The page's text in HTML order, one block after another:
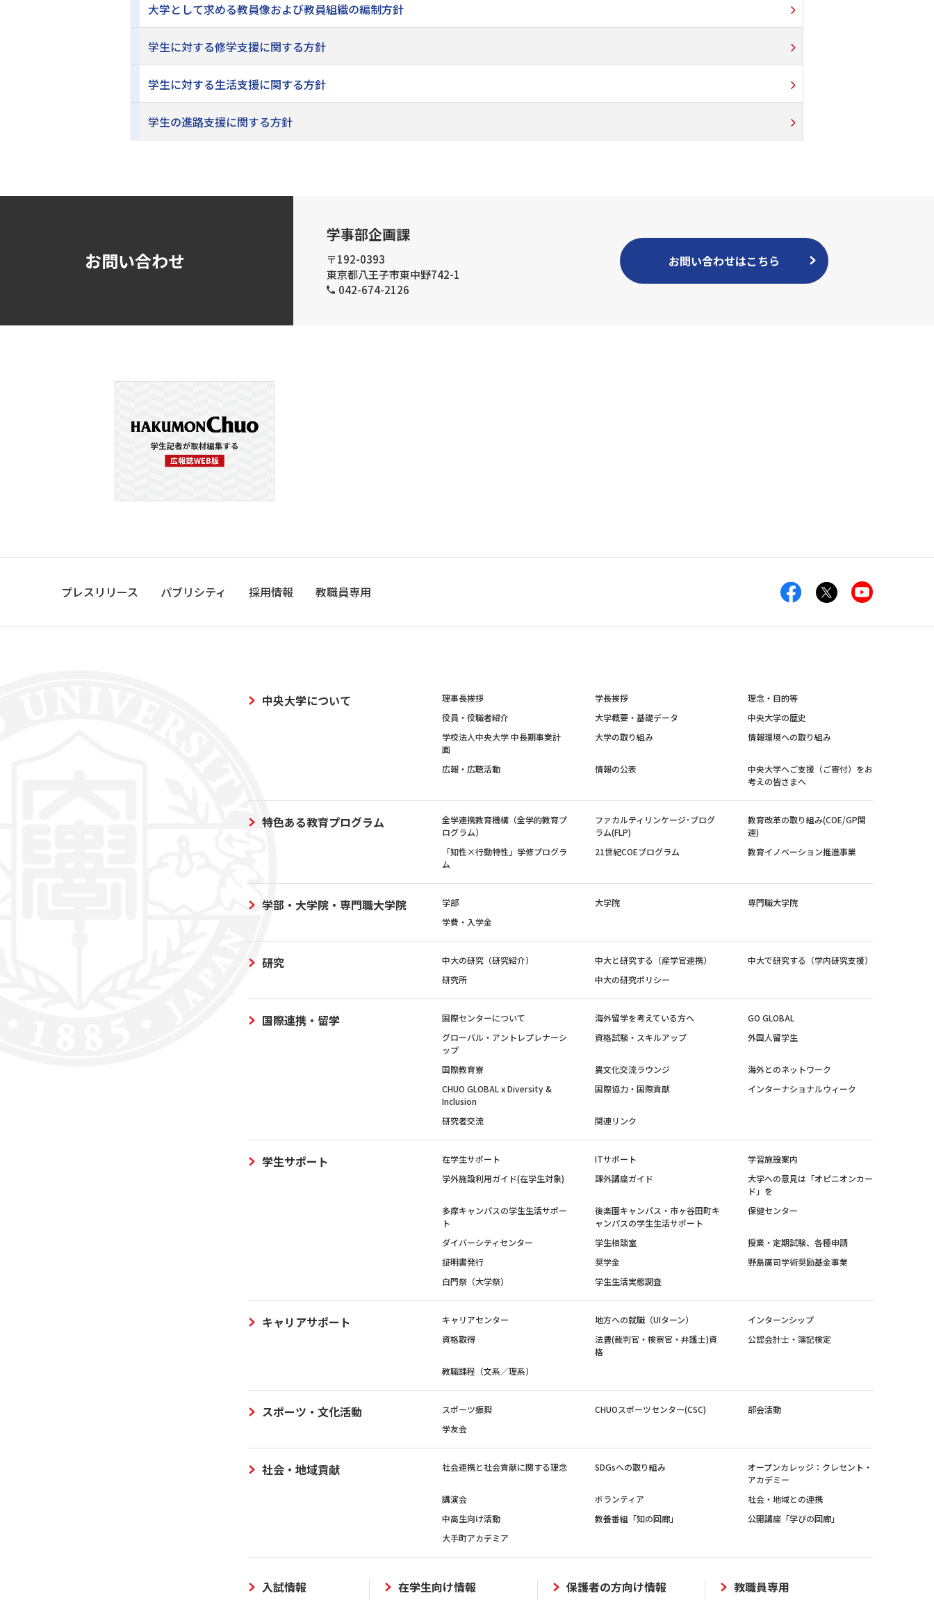
大学として求める教員像および教員組織の編制方針
学生に対する修学支援に関する方針
学生に対する生活支援に関する方針
学生の進路支援に関する方針
お問い合わせ
学事部企画課
〒192-0393
東京都八王子市東中野742-1
042-674-2126
お問い合わせはこちら
プレスリリース パブリシティ 採用情報 教職員専用
中央大学について 理事長挨拶 学長挨拶
理念・目的等
役員・役職者紹介
大学概要・基礎データ
中央大学の歴史
学校法人中央大学 中長期事業計
画
大学の取り組み 情報環境への取り組み
広報・広聴活動 情報の公表
中央大学へご支援（ご寄付）をお
考えの皆さまへ
特色ある教育プログラム
全学連携教育機構（全学的教育プ
ログラム）
ファカルティリンケージ･プログ
ラム(FLP)
教育改革の取り組み(COE/GP関
連)
「知性×行動特性」学修プログラ
ム
21世紀COEプログラム 教育イノベーション推進事業
学部・大学院・専門職大学院 学部 大学院
専門職大学院
学費・入学金
研究 中大の研究（研究紹介） 中大と研究する（産学官連携）
中大で研究する（学内研究支援）
研究所
中大の研究ポリシー
国際連携・留学 国際センターについて 海外留学を考えている方へ
GO GLOBAL
グローバル・アントレプレナーシ
ップ
資格試験・スキルアップ 外国人留学生
国際教育寮 異文化交流ラウンジ
海外とのネットワーク
CHUO GLOBAL x Diversity &
Inclusion
国際協力・国際貢献 インターナショナルウィーク
研究者交流 関連リンク
学生サポート 在学生サポート ITサポート
学習施設案内
学外施設利用ガイド(在学生対象)
課外講座ガイド
大学への意見は「オピニオンカー
ド」を
多摩キャンパスの学生生活サポー
ト
後楽園キャンパス・市ヶ谷田町キ
ャンパスの学生生活サポート
保健センター
ダイバーシティセンター 学生相談室
授業・定期試験、各種申請
証明書発行
奨学金
野島廣司学術奨励基金事業
白門祭（大学祭）
学生生活実態調査
キャリアサポート キャリアセンター 地方への就職（UIターン）
インターンシップ
資格取得
法曹(裁判官・検察官・弁護士)資
格
公認会計士・簿記検定
教職課程（文系／理系）
スポーツ・文化活動 スポーツ振興 CHUOスポーツセンター(CSC)
部会活動
学友会
社会・地域貢献 社会連携と社会貢献に関する理念 SDGsへの取り組み
オープンカレッジ：クレセント・
アカデミー
講演会
ボランティア
社会・地域との連携
中高生向け活動
教養番組「知の回廊」
公開講座「学びの回廊」
大手町アカデミア
入試情報 在学生向け情報 保護者の方向け情報 教職員専用